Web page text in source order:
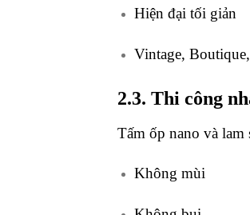
Hiện đại tối giản
Vintage,
2.3. Thi công
Tấm ốp nano và
Không mùi